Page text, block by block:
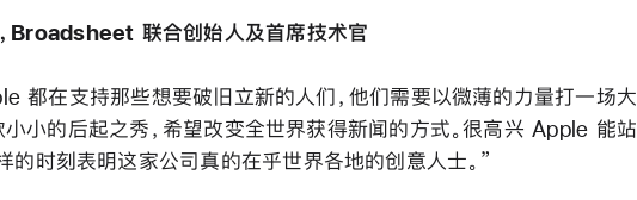
Broadsheet 联合创始人及首席技术官
都在支持那些想要破旧立新的人们，他们需要以微薄的力量打一场大
小小的后起之秀，希望改变全世界获得新闻的方式。很高兴 Apple 能站
的时刻表明这家公司真的在乎世界各地的创意人士。”